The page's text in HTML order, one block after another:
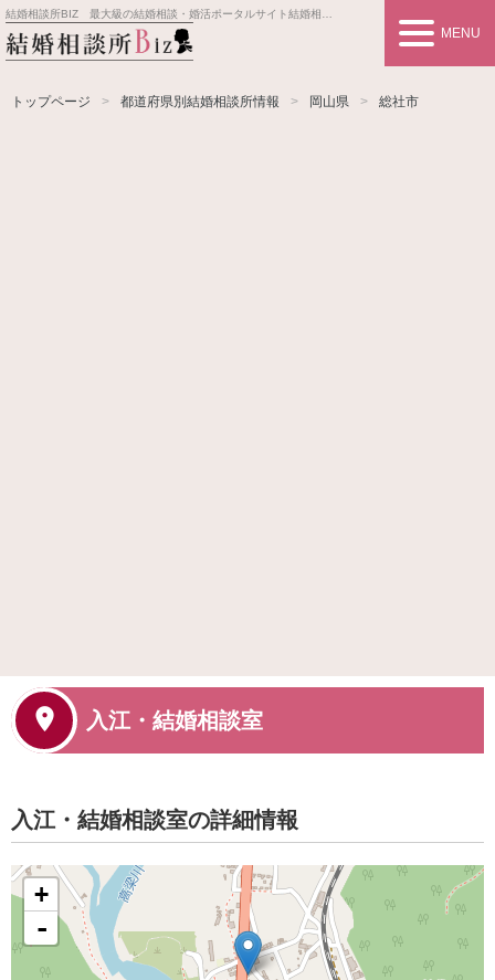
結婚相談所BIZ 最大級の結婚相談・婚活ポータルサイト結婚相談所事業者情報や婚活お見合いの悩み、対策を紹介します。
MENU
トップページ 都道府県別結婚相談所情報 岡山県 総社市
入江・結婚相談室
入江・結婚相談室の詳細情報
+
-